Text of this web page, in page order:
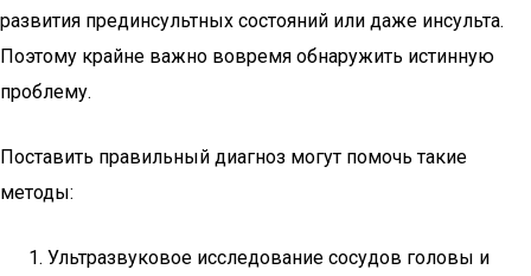
развития прединсультных состояний или даже инсульта.
Поэтому крайне важно вовремя обнаружить истинную
проблему.
Поставить правильный диагноз могут помочь такие
методы:
Ультразвуковое исследование сосудов головы и